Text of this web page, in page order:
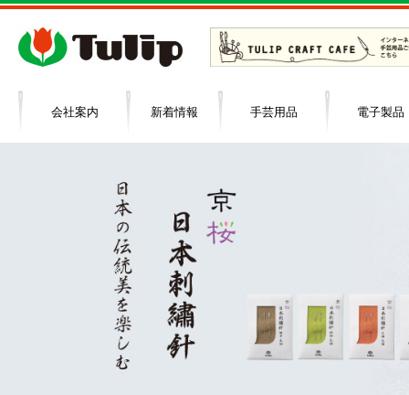
会社案内 新着情報 手芸用品 電子製品